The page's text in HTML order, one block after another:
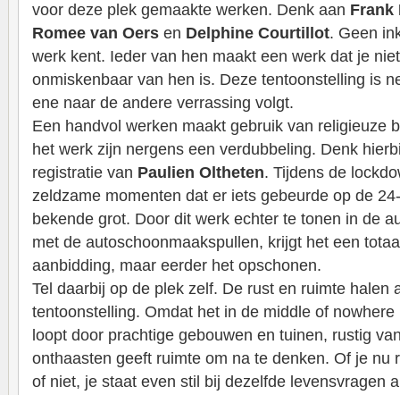
voor deze plek gemaakte werken. Denk aan Frank
Romee van Oers en Delphine Courtillot. Geen
werk kent. Ieder van hen maakt een werk dat je
onmiskenbaar van hen is. Deze tentoonstelling is
ene naar de andere verrassing volgt.
Een handvol werken maakt gebruik van religieuze
het werk zijn nergens een verdubbeling. Denk
registratie van Paulien Oltheten. Tijdens de
zeldzame momenten dat er iets gebeurde op de
bekende grot. Door dit werk echter te tonen in de
met de autoschoonmaakspullen, krijgt het een
aanbidding, maar eerder het opschonen.
Tel daarbij op de plek zelf. De rust en ruimte halen
tentoonstelling. Omdat het in de middle of
loopt door prachtige gebouwen en tuinen, rustig
onthaasten geeft ruimte om na te denken. Of je nu
of niet, je staat even stil bij dezelfde levensvragen